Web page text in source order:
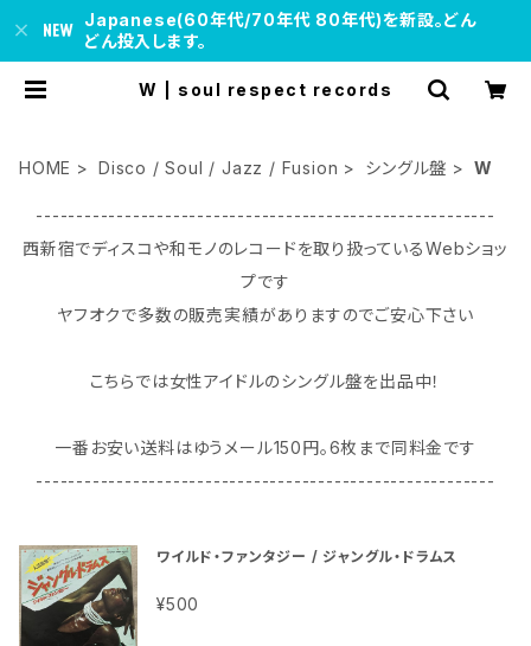
Japanese(60年代/70年代 80年代)を新設。どん
どん投入します。
W | soul respect records
HOME Disco / Soul / Jazz / Fusion シングル盤 W
---------------------------------------------------------
西新宿でディスコや和モノのレコードを取り扱っているWebショッ
プです
ヤフオクで多数の販売実績がありますのでご安心下さい
こちらでは女性アイドルのシングル盤を出品中！
一番お安い送料はゆうメール150円｡6枚まで同料金です
---------------------------------------------------------
ワイルド・ファンタジー / ジャングル・ドラムス
¥500